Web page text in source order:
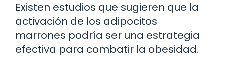
Existen estudios que sugieren que la
activación de los adipocitos
marrones podría ser una estrategia
efectiva para combatir la obesidad.